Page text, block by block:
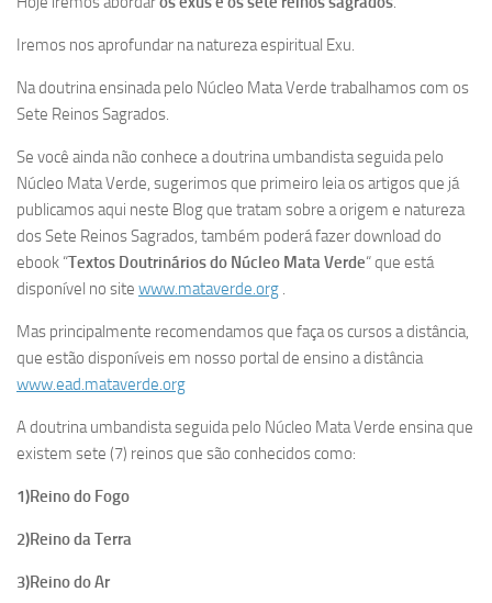
Iremos nos aprofundar na natureza espiritual Exu.
Na doutrina ensinada pelo Núcleo Mata Verde trabalhamos com os
Sete Reinos Sagrados.
Se você ainda não conhece a doutrina umbandista seguida pelo
Núcleo Mata Verde, sugerimos que primeiro leia os artigos que já
publicamos aqui neste Blog que tratam sobre a origem e natureza
dos Sete Reinos Sagrados, também poderá fazer download do
ebook “Textos Doutrinários do Núcleo Mata Verde“ que está
disponível no site www.mataverde.org .
Mas principalmente recomendamos que faça os cursos a distância,
que estão disponíveis em nosso portal de ensino a distância
www.ead.mataverde.org
A doutrina umbandista seguida pelo Núcleo Mata Verde ensina que
existem sete (7) reinos que são conhecidos como:
1)Reino do Fogo
2)Reino da Terra
3)Reino do Ar